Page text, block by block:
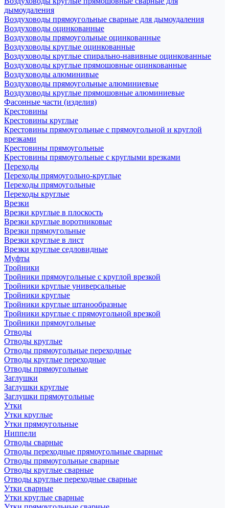
дымоудаления
Воздуховоды прямоугольные сварные для дымоудаления
Воздуховоды оцинкованные
Воздуховоды прямоугольные оцинкованные
Воздуховоды круглые оцинкованные
Воздуховоды круглые спирально-навивные оцинкованные
Воздуховоды круглые прямошовные оцинкованные
Воздуховоды алюминивые
Воздуховоды прямоугольные алюминиевые
Воздуховоды круглые прямошовные алюминиевые
Фасонные части (изделия)
Крестовины
Крестовины круглые
Крестовины прямоугольные с прямоугольной и круглой
врезками
Крестовины прямоугольные
Крестовины прямоугольные с круглыми врезками
Переходы
Переходы прямоугольно-круглые
Переходы прямоугольные
Переходы круглые
Врезки
Врезки круглые в плоскость
Врезки круглые воротниковые
Врезки прямоугольные
Врезки круглые в лист
Врезки круглые седловидные
Муфты
Тройники
Тройники прямоугольные с круглой врезкой
Тройники круглые универсальные
Тройники круглые
Тройники круглые штанообразные
Тройники круглые с прямоугольной врезкой
Тройники прямоугольные
Отводы
Отводы круглые
Отводы прямоугольные переходные
Отводы круглые переходные
Отводы прямоугольные
Заглушки
Заглушки круглые
Заглушки прямоугольные
Утки
Утки круглые
Утки прямоугольные
Ниппели
Отводы сварные
Отводы переходные прямоугольные сварные
Отводы прямоугольные сварные
Отводы круглые сварные
Отводы круглые переходные сварные
Утки сварные
Утки круглые сварные